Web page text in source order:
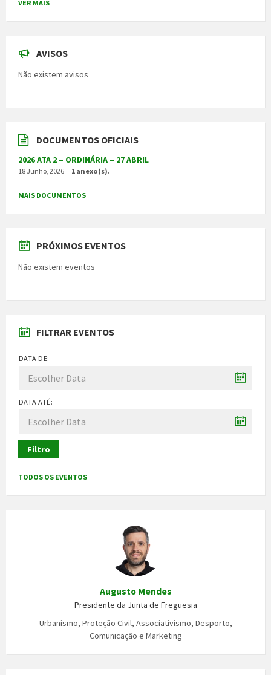
VER MAIS
AVISOS
Não existem avisos
DOCUMENTOS OFICIAIS
2026 ATA 2 – ORDINÁRIA – 27 ABRIL
18 Junho, 2026 1 anexo(s).
MAIS DOCUMENTOS
PRÓXIMOS EVENTOS
Não existem eventos
FILTRAR EVENTOS
DATA DE:
DATA ATÉ:
Filtro
TODOS OS EVENTOS
Augusto Mendes
Presidente da Junta de Freguesia
Urbanismo, Proteção Civil, Associativismo, Desporto,
Comunicação e Marketing